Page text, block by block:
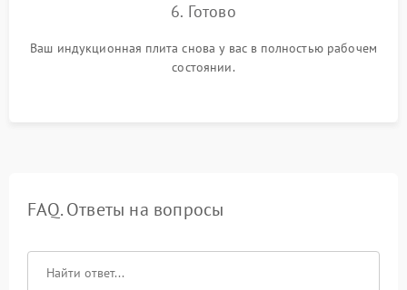
6. Готово
Ваш индукционная плита снова у вас в полностью рабочем
состоянии.
FAQ. Ответы на вопросы